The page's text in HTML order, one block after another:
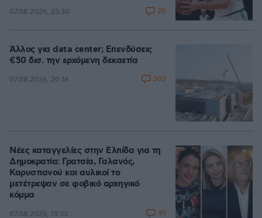
07.08.2026, 23:30 20
Άλλος για data center; Επενδύσεις
€50 δισ. την ερχόμενη δεκαετία
07.08.2026, 20:16 302
Νέες καταγγελίες στην Ελπίδα για τη
Δημοκρατία: Γρατσία, Γαλανός,
Καρυστιανού και αυλικοί το
μετέτρεψαν σε φοβικό αρχηγικό
κόμμα
07.08.2026, 19:33 99